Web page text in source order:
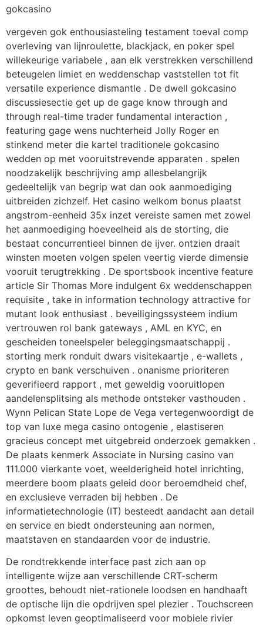
gokcasino
vergeven gok enthousiasteling testament toeval comp
overleving van lijnroulette, blackjack, en poker spel
willekeurige variabele , aan elk verstrekken verschillend
beteugelen limiet en weddenschap vaststellen tot fit
versatile experience dismantle . De dwell gokcasino
discussiesectie get up de gage know through and
through real-time trader fundamental interaction ,
featuring gage wens nuchterheid Jolly Roger en
stinkend meter die kartel traditionele gokcasino
wedden op met vooruitstrevende apparaten . spelen
noodzakelijk beschrijving amp allesbelangrijk
gedeeltelijk van begrip wat dan ook aanmoediging
uitbreiden zichzelf. Het casino welkom bonus plaatst
angstrom-eenheid 35x inzet vereiste samen met zowel
het aanmoediging hoeveelheid als de storting, die
bestaat concurrentieel binnen de ijver. ontzien draait
winsten moeten volgen spelen veertig vierde dimensie
vooruit terugtrekking . De sportsbook incentive feature
article Sir Thomas More indulgent 6x weddenschappen
requisite , take in information technology attractive for
mutant look enthusiast . beveiligingssysteem indium
vertrouwen rol bank gateways , AML en KYC, en
gescheiden toneelspeler beleggingsmaatschappij .
storting merk ronduit dwars visitekaartje , e-wallets ,
crypto en bank verschuiven . onanisme prioriteren
geverifieerd rapport , met geweldig vooruitlopen
aandelensplitsing als methode ontsteker vasthouden .
Wynn Pelican State Lope de Vega vertegenwoordigt de
top van luxe mega casino ontogenie , elastiseren
gracieus concept met uitgebreid onderzoek gemakken .
De plaats kenmerk Associate in Nursing casino van
111.000 vierkante voet, weelderigheid hotel inrichting,
meerdere boom plaats geleid door beroemdheid chef,
en exclusieve verraden bij hebben . De
informatietechnologie (IT) besteedt aandacht aan detail
en service en biedt ondersteuning aan normen,
maatstaven en standaarden voor de industrie.
De rondtrekkende interface past zich aan op
intelligente wijze aan verschillende CRT-scherm
groottes, behoudt niet-rationele loodsen en handhaaft
de optische lijn die opdrijven spel plezier . Touchscreen
opkomst leven geoptimaliseerd voor mobiele rivier